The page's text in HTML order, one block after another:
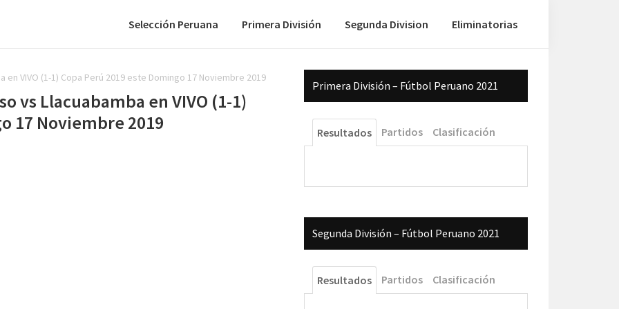
Selección Peruana Primera División Segunda Division Eliminatorias
VIVO (1-1) Copa Perú 2019 este Domingo 17 Noviembre 2019
vs Llacuabamba en VIVO (1-1)
17 Noviembre 2019
Barra
lateral
principal
Primera División – Fútbol Peruano 2021
Resultados Partidos Clasificación
Segunda División – Fútbol Peruano 2021
Resultados Partidos Clasificación